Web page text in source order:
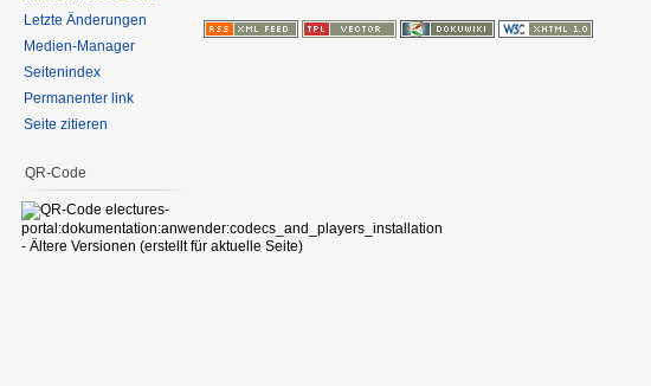
Letzte Änderungen
Medien-Manager
Seitenindex
Permanenter link
Seite zitieren
QR-Code